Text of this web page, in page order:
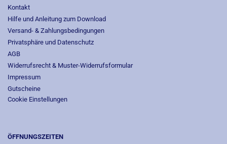
Kontakt
Hilfe und Anleitung zum Download
Versand- & Zahlungsbedingungen
Privatsphäre und Datenschutz
AGB
Widerrufsrecht & Muster-Widerrufsformular
Impressum
Gutscheine
Cookie Einstellungen
ÖFFNUNGSZEITEN